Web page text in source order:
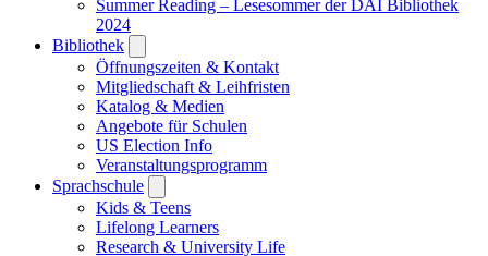
Summer Reading – Lesesommer der DAI Bibliothek
2024
Bibliothek
submenu
Öffnungszeiten & Kontakt
Mitgliedschaft & Leihfristen
Katalog & Medien
Angebote für Schulen
US Election Info
Veranstaltungsprogramm
Sprachschule
submenu
Kids & Teens
Lifelong Learners
Research & University Life